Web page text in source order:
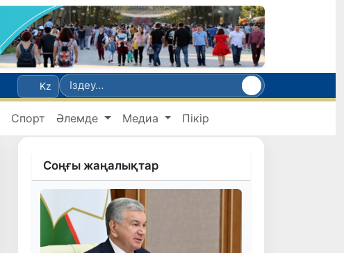
Kz
Спорт Әлемде Медиа Пікір
Соңғы жаңалықтар